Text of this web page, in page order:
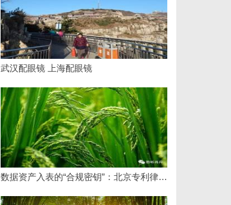
武汉配眼镜 上海配眼镜
数据资产入表的“合规密钥”：北京专利律师如何为数据知识产权登记扫清障碍